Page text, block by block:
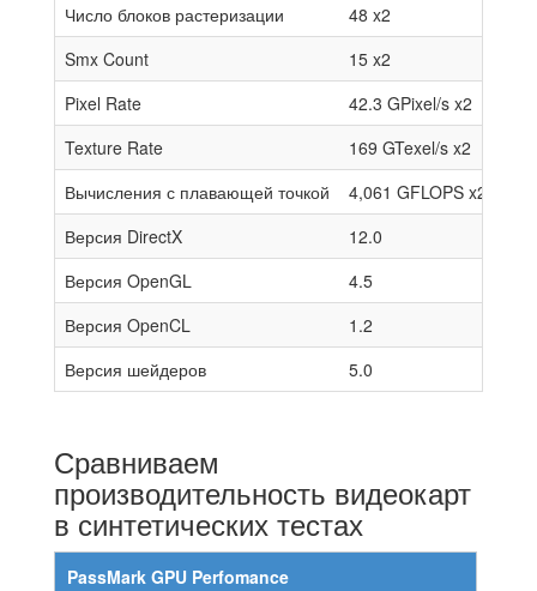
Число блоков растеризации
48 x2
Smx Count
15 x2
Pixel Rate
42.3 GPixel/s x2
Texture Rate
169 GTexel/s x2
Вычисления с плавающей точкой
4,061 GFLOPS x2
Версия DirectX
12.0
Версия OpenGL
4.5
Версия OpenCL
1.2
Версия шейдеров
5.0
Сравниваем
производительность видеокарт
в синтетических тестах
PassMark GPU Perfomance